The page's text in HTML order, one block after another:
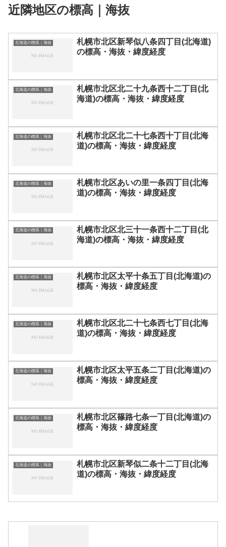
近隣地区の標高｜海抜
北海道の標高｜海抜
札幌市北区新琴似八条四丁目(北海道)
の標高・海抜・緯度経度
北海道の標高｜海抜
札幌市北区北二十九条西十二丁目(北
海道)の標高・海抜・緯度経度
北海道の標高｜海抜
札幌市北区北二十七条西十丁目(北海
道)の標高・海抜・緯度経度
北海道の標高｜海抜
札幌市北区あいの里一条四丁目(北海
道)の標高・海抜・緯度経度
北海道の標高｜海抜
札幌市北区北三十一条西十二丁目(北
海道)の標高・海抜・緯度経度
北海道の標高｜海抜
札幌市北区太平十条五丁目(北海道)の
標高・海抜・緯度経度
北海道の標高｜海抜
札幌市北区北二十七条西七丁目(北海
道)の標高・海抜・緯度経度
北海道の標高｜海抜
札幌市北区太平五条二丁目(北海道)の
標高・海抜・緯度経度
北海道の標高｜海抜
札幌市北区篠路七条一丁目(北海道)の
標高・海抜・緯度経度
北海道の標高｜海抜
札幌市北区新琴似二条十二丁目(北海
道)の標高・海抜・緯度経度